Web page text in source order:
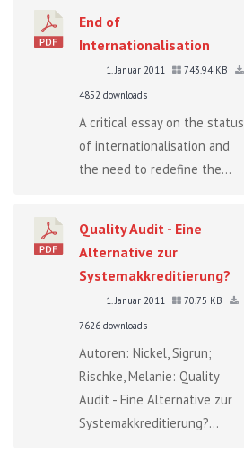
End of
Internationalisation
1. Januar 2011
743.94 KB
4852 downloads
A critical essay on the status
of internationalisation and
the need to redefine the...
Quality Audit - Eine
Alternative zur
Systemakkreditierung?
1. Januar 2011
70.75 KB
7626 downloads
Autoren: Nickel, Sigrun;
Rischke, Melanie: Quality
Audit - Eine Alternative zur
Systemakkreditierung?...